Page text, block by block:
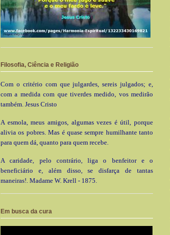
Filosofia, Ciência e Religião
Com o critério com que julgardes, sereis julgados; e,
com a medida com que tiverdes medido, vos medirão
também. Jesus Cristo
A esmola, meus amigos, algumas vezes é útil, porque
alivia os pobres. Mas é quase sempre humilhante tanto
para quem dá, quanto para quem recebe.
A caridade, pelo contrário, liga o benfeitor e o
beneficiário e, além disso, se disfarça de tantas
maneiras!. Madame W. Krell - 1875.
Em busca da cura